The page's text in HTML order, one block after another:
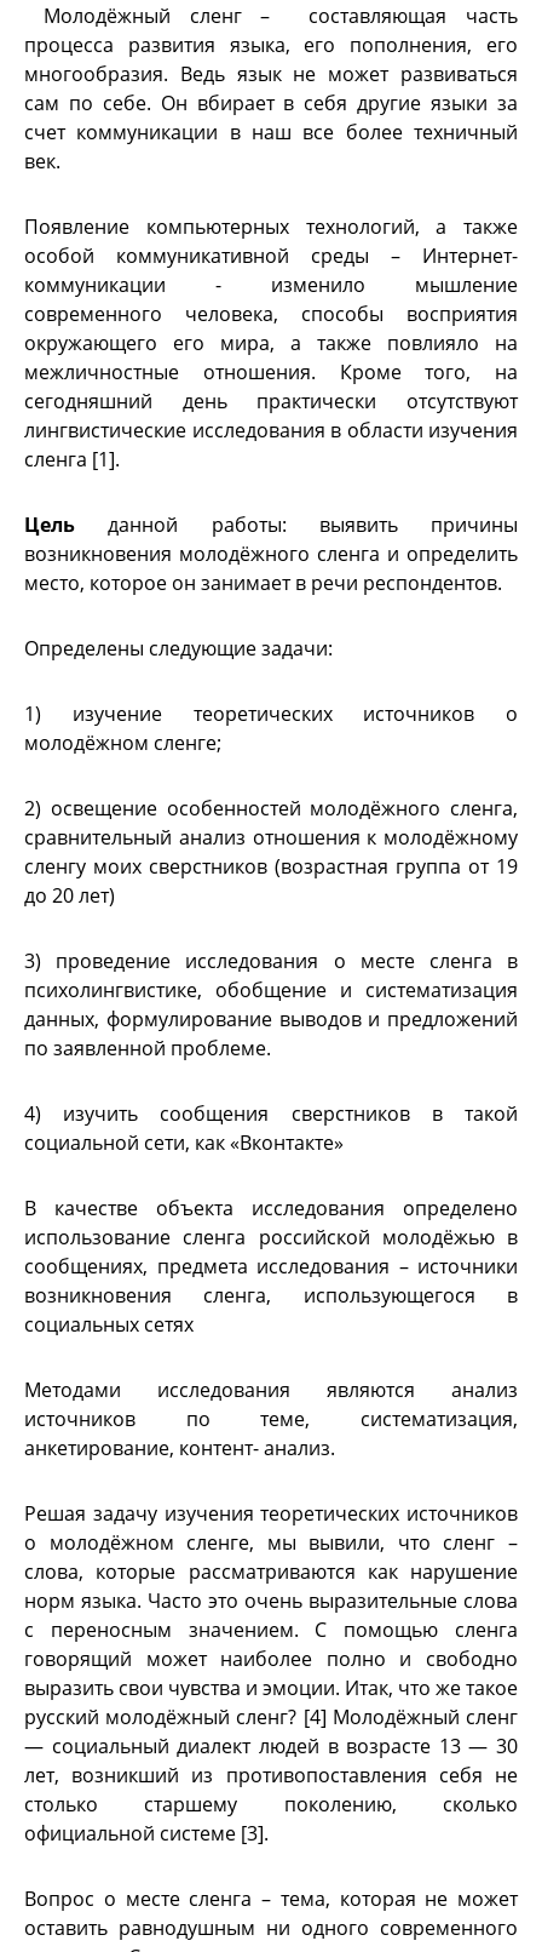
Молодёжный сленг – составляющая часть
процесса развития языка, его пополнения, его
многообразия. Ведь язык не может развиваться
сам по себе. Он вбирает в себя другие языки за
счет коммуникации в наш все более техничный
век.
Появление компьютерных технологий, а также
особой коммуникативной среды – Интернет-
коммуникации - изменило мышление
современного человека, способы восприятия
окружающего его мира, а также повлияло на
межличностные отношения. Кроме того, на
сегодняшний день практически отсутствуют
лингвистические исследования в области изучения
сленга [1].
Цельданной работы: выявить причины
возникновения молодёжного сленга и определить
место, которое он занимает в речи респондентов.
Определены следующие задачи:
1) изучение теоретических источников о
молодёжном сленге;
2) освещение особенностей молодёжного сленга,
сравнительный анализ отношения к молодёжному
сленгу моих сверстников (возрастная группа от 19
до 20 лет)
3) проведение исследования о месте сленга в
психолингвистике, обобщение и систематизация
данных, формулирование выводов и предложений
по заявленной проблеме.
4) изучить сообщения сверстников в такой
социальной сети, как «Вконтакте»
В качестве объекта исследования определено
использование сленга российской молодёжью в
сообщениях, предмета исследования – источники
возникновения сленга, использующегося в
социальных сетях
Методами исследования являются анализ
источников по теме, систематизация,
анкетирование, контент- анализ.
Решая задачу изучения теоретических источников
о молодёжном сленге, мы вывили, что сленг –
слова, которые рассматриваются как нарушение
норм языка. Часто это очень выразительные слова
с переносным значением. С помощью сленга
говорящий может наиболее полно и свободно
выразить свои чувства и эмоции. Итак, что же такое
русский молодёжный сленг? [4] Молодёжный сленг
— социальный диалект людей в возрасте 13 — 30
лет, возникший из противопоставления себя не
столько старшему поколению, сколько
официальной системе [3].
Вопрос о месте сленга – тема, которая не может
оставить равнодушным ни одного современного